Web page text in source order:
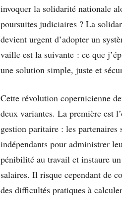
invoquer la solidarité nationale
poursuites judiciaires ? La
devient urgent d’adopter un
vaille est la suivante : ce que
une solution simple, juste et
Cette révolution copernicienne
deux variantes. La première est
gestion paritaire : les
indépendants pour administrer
pénibilité au travail et instaure
salaires. Il risque cependant de
des difficultés pratiques à